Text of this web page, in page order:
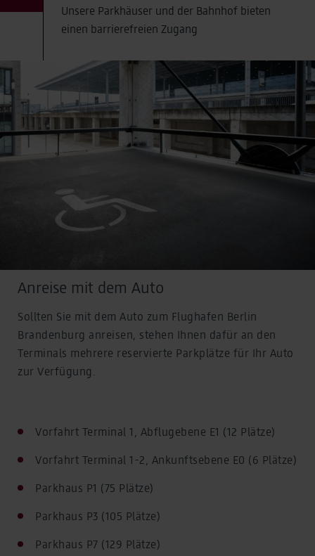
Unsere Parkhäuser und der Bahnhof bieten
einen barrierefreien Zugang
Anreise mit dem Auto
Sollten Sie mit dem Auto zum Flughafen Berlin
Brandenburg anreisen, stehen Ihnen dafür an den
Terminals mehrere reservierte Parkplätze für Ihr Auto
zur Verfügung.
Vorfahrt Terminal 1, Abflugebene E1 (12 Plätze)
Vorfahrt Terminal 1-2, Ankunftsebene E0 (6 Plätze)
Parkhaus P1 (75 Plätze)
Parkhaus P3 (105 Plätze)
Parkhaus P7 (129 Plätze)